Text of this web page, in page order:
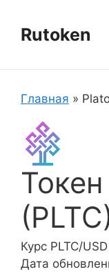
содержимому
Rutoken
Главная »
Курс PLTC/
Дата